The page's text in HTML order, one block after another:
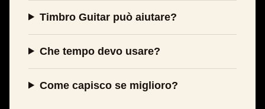
Timbro Guitar può aiutare?
Che tempo devo usare?
Come capisco se miglioro?